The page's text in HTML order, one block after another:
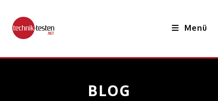
Inhalt
springen
Menü
BLOG